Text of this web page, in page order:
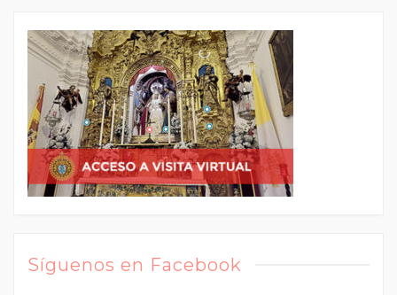
Síguenos en Facebook